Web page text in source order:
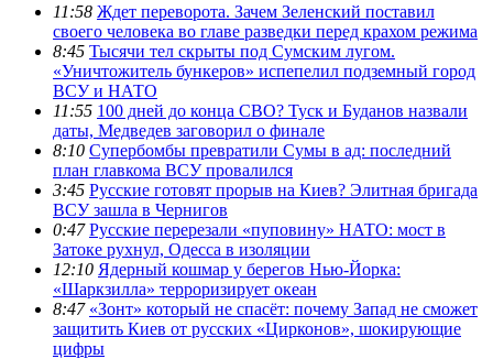
11:58 Ждет переворота. Зачем Зеленский поставил
своего человека во главе разведки перед крахом режима
8:45 Тысячи тел скрыты под Сумским лугом.
«Уничтожитель бункеров» испепелил подземный город
ВСУ и НАТО
11:55 100 дней до конца СВО? Туск и Буданов назвали
даты, Медведев заговорил о финале
8:10 Супербомбы превратили Сумы в ад: последний
план главкома ВСУ провалился
3:45 Русские готовят прорыв на Киев? Элитная бригада
ВСУ зашла в Чернигов
0:47 Русские перерезали «пуповину» НАТО: мост в
Затоке рухнул, Одесса в изоляции
12:10 Ядерный кошмар у берегов Нью-Йорка:
«Шаркзилла» терроризирует океан
8:47 «Зонт» который не спасёт: почему Запад не сможет
защитить Киев от русских «Цирконов», шокирующие
цифры